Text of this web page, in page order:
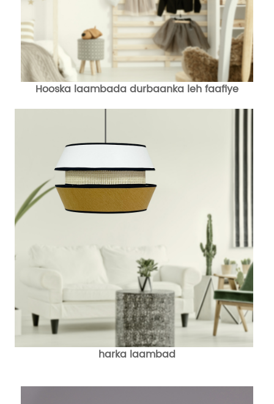
Hooska laambada durbaanka leh faafiye
harka laambad